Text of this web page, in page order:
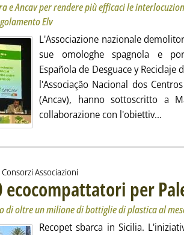
e Ancav per rendere più efficaci le
Elv
L'Associazione nazionale
sue omologhe spagnola e
Española de Desguace y Reciclaje
l'Associação Nacional dos
(Ancav), hanno sottoscritto a
collaborazione con l'obiettiv...
Associazioni
ecocompattatori per
di oltre un milione di bottiglie di plastica al
Recopet sbarca in Sicilia.